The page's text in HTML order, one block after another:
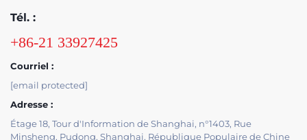
Tél. :
+86-21 33927425
Courriel :
[email protected]
Adresse :
Étage 18, Tour d'Information de Shanghai, n°1403, Rue
Minsheng, Pudong, Shanghai, République Populaire de Chine